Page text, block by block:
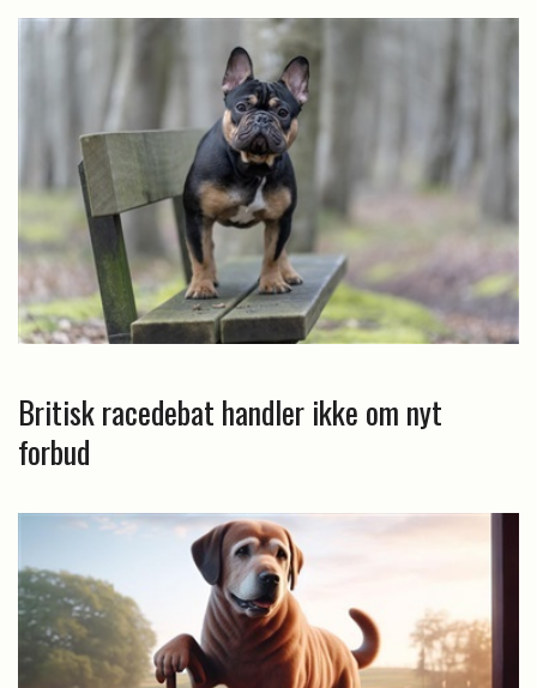
Britisk racedebat handler ikke om nyt
forbud